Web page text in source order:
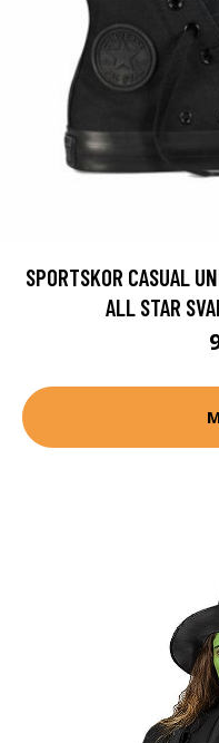
SPORTSKOR CASUAL
ALL STAR